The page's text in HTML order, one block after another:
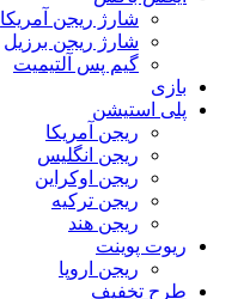
شارژ ریجن آمریکا
شارژ ریجن برزیل
گیم پس آلتیمیت
بازی
پلی استیشن
ریجن آمریکا
ریجن انگلیس
ریجن اوکراین
ریجن ترکیه
ریجن هند
ریوت پوینت
ریجن اروپا
طرح تخفیف